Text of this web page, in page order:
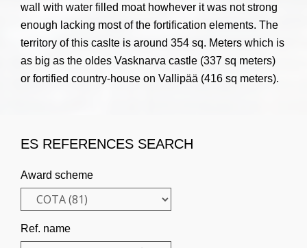
wall with water filled moat howhever it was not strong
enough lacking most of the fortification elements. The
territory of this caslte is around 354 sq. Meters which is
as big as the oldes Vasknarva castle (337 sq meters)
or fortified country-house on Vallipää (416 sq meters).
ES REFERENCES SEARCH
Award scheme
Ref. name